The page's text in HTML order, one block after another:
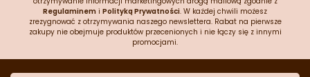
Regulaminem i Polityką Prywatności. W każdej chwili możesz
zrezygnować z otrzymywania naszego newslettera. Rabat na pierwsze
zakupy nie obejmuje produktów przecenionych i nie łączy się z innymi
promocjami.